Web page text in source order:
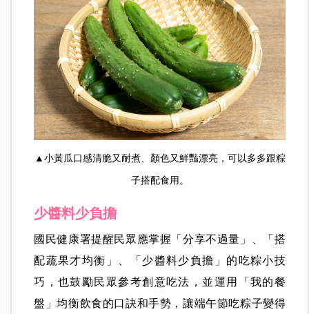
▲小黃瓜口感清脆又耐煮、顏色又鮮豔漂亮，可以多多跟粽
子搭配食用。
少醬料少負擔
國民健康署提醒民眾應掌握「分享不過量」、「搭
配蔬果才均衡」、「少醬料少負擔」的吃粽小技
巧，也鼓勵民眾參考創意吃法，並運用「我的餐
盤」均衡飲食的口訣和手勢，讓端午節吃粽子變得